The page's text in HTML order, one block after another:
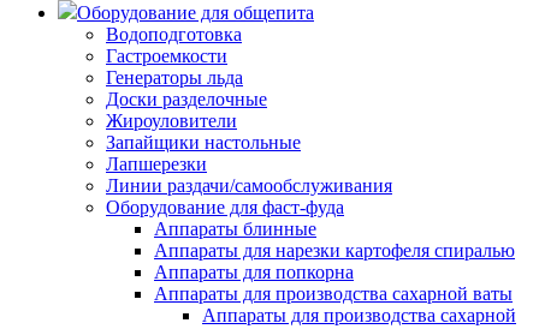
Оборудование для общепита
Водоподготовка
Гастроемкости
Генераторы льда
Доски разделочные
Жироуловители
Запайщики настольные
Лапшерезки
Линии раздачи/самообслуживания
Оборудование для фаст-фуда
Аппараты блинные
Аппараты для нарезки картофеля спиралью
Аппараты для попкорна
Аппараты для производства сахарной ваты
Аппараты для производства сахарной